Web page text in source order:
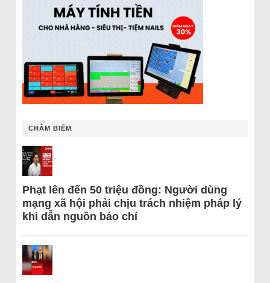
CHÂM BIẾM
Phạt lên đến 50 triệu đồng: Người dùng
mạng xã hội phải chịu trách nhiệm pháp lý
khi dẫn nguồn báo chí